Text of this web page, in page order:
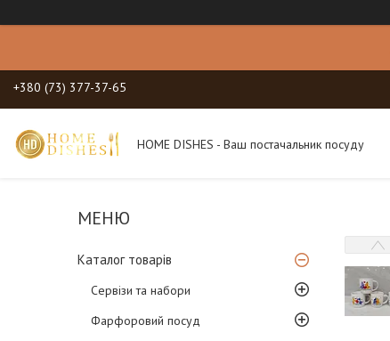
+380 (73) 377-37-65
HOME DISHES - Ваш постачальник посуду
Каталог товарів
Сервізи та набори
Фарфоровий посуд